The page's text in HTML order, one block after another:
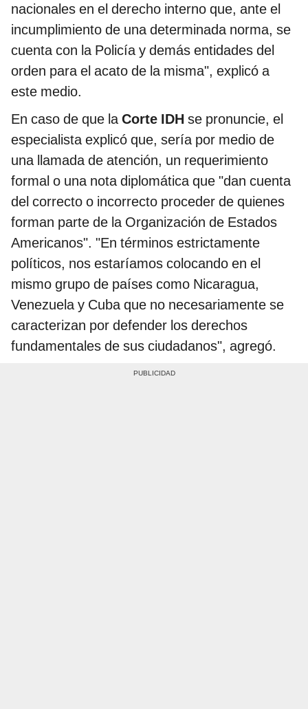
nacionales en el derecho interno que, ante el
incumplimiento de una determinada norma, se
cuenta con la Policía y demás entidades del
orden para el acato de la misma", explicó a
este medio.
En caso de que laCorte IDH se pronuncie, el
especialista explicó que, sería por medio de
una llamada de atención, un requerimiento
formal o una nota diplomática que "dan cuenta
del correcto o incorrecto proceder de quienes
forman parte de la Organización de Estados
Americanos". "En términos estrictamente
políticos, nos estaríamos colocando en el
mismo grupo de países como Nicaragua,
Venezuela y Cuba que no necesariamente se
caracterizan por defender los derechos
fundamentales de sus ciudadanos", agregó.